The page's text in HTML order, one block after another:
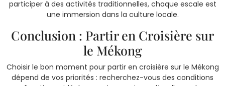
participer à des activités traditionnelles, chaque escale est
une immersion dans la culture locale.
Conclusion : Partir en Croisière sur
le Mékong
Choisir le bon moment pour partir en croisière sur le Mékong
dépend de vos priorités : recherchez-vous des conditions